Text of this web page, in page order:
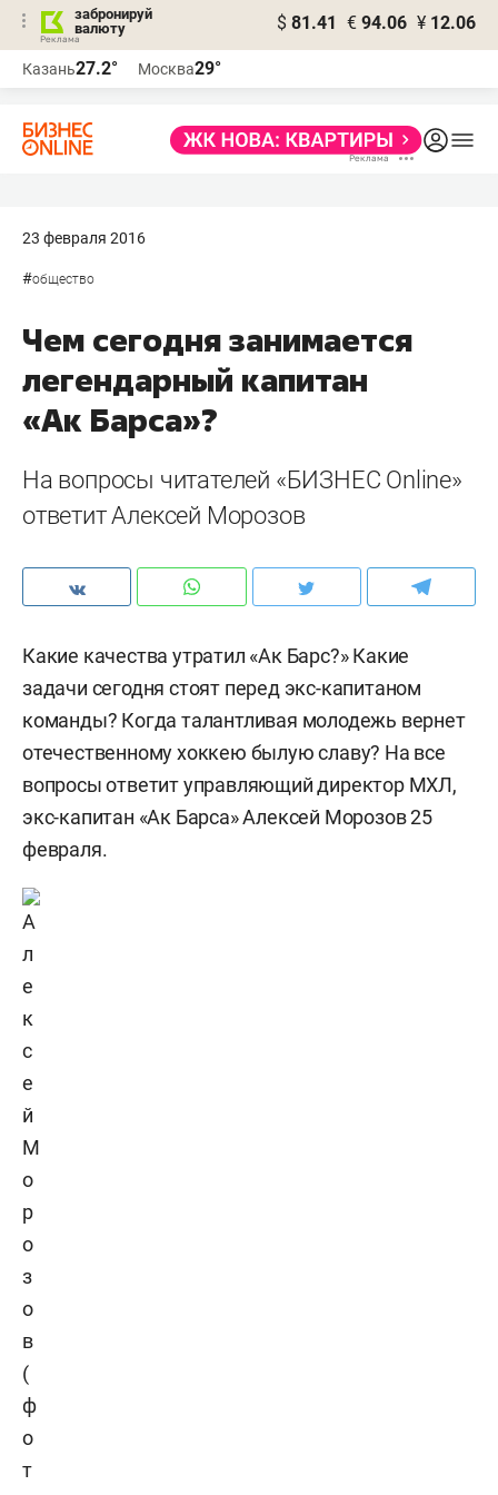
забронируй
валюту
$ 81.41 € 94.06 ¥ 12.06
Казань27.2° Москва29°
23 февраля 2016
#общество
Чем сегодня занимается
легендарный капитан
«Ак Барса»?
На вопросы читателей «БИЗНЕС Online»
ответит Алексей Морозов
Какие качества утратил «Ак Барс?» Какие
задачи сегодня стоят перед экс-капитаном
команды? Когда талантливая молодежь вернет
отечественному хоккею былую славу? На все
вопросы ответит управляющий директор МХЛ,
экс-капитан «Ак Барса» Алексей Морозов 25
февраля.